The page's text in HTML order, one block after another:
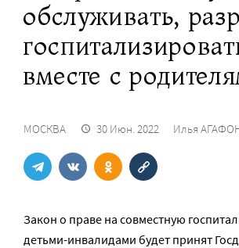
обслуживать,
вместе с
МОСКВА 30 Июн. 2022 Илья
Закон о праве на совместную
детьми-инвалидами будет принят